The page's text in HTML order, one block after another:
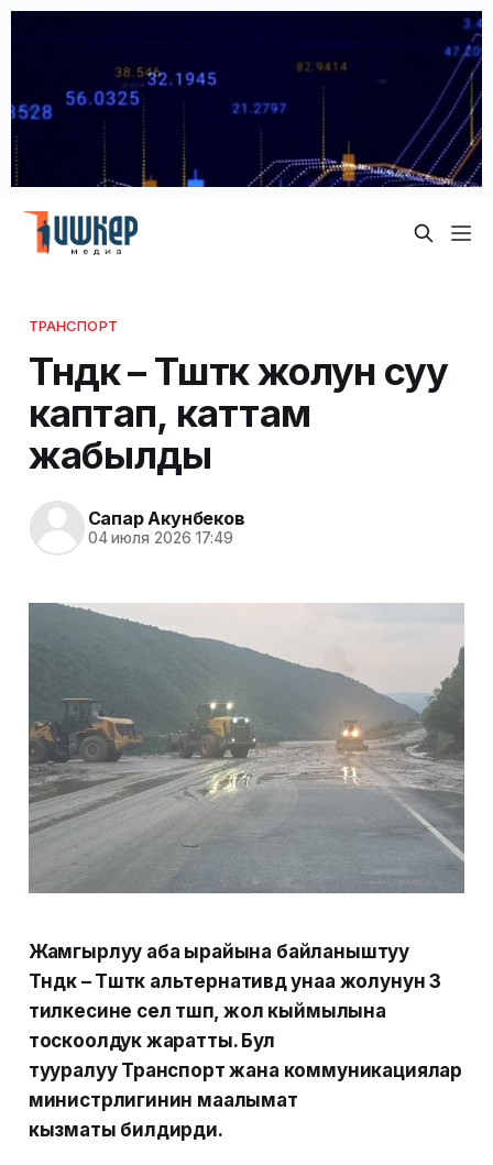
ТРАНСПОРТ
Түндүк – Түштүк жолун суу
каптап, каттам
жабылды
Сапар Акунбеков
04 июля 2026 17:49
Жамгырлуу аба ырайына байланыштуу
Түндүк – Түштүк альтернативдүү унаа жолунун 3
тилкесине сел түшүп, жол кыймылына
тоскоолдук жаратты. Бул
тууралуу Транспорт жана коммуникациялар
министрлигинин маалымат
кызматы билдирди.